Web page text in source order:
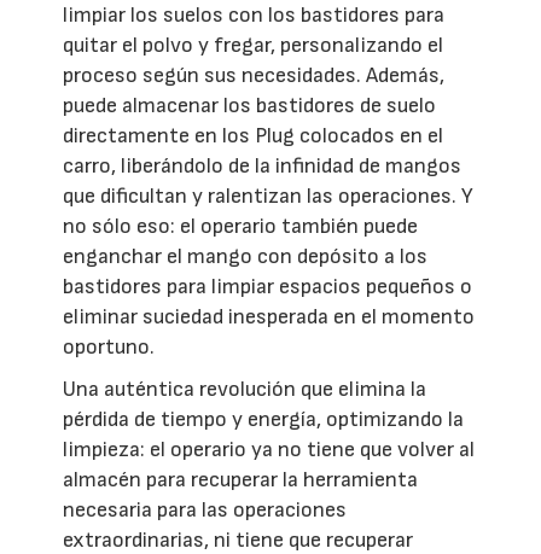
limpiar los suelos con los bastidores para
quitar el polvo y fregar, personalizando el
proceso según sus necesidades. Además,
puede almacenar los bastidores de suelo
directamente en los Plug colocados en el
carro, liberándolo de la infinidad de mangos
que dificultan y ralentizan las operaciones. Y
no sólo eso: el operario también puede
enganchar el mango con depósito a los
bastidores para limpiar espacios pequeños o
eliminar suciedad inesperada en el momento
oportuno.
Una auténtica revolución que elimina la
pérdida de tiempo y energía, optimizando la
limpieza: el operario ya no tiene que volver al
almacén para recuperar la herramienta
necesaria para las operaciones
extraordinarias, ni tiene que recuperar